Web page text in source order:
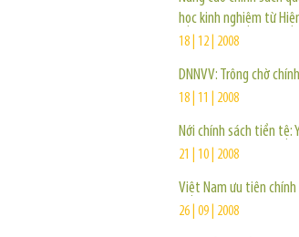
học kinh nghiệm từ
18 | 12 | 2008
DNNVV: Trông chờ
18 | 11 | 2008
Nới chính sách tiền tệ:
21 | 10 | 2008
Việt Nam ưu tiên
26 | 09 | 2008